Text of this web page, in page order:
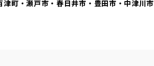
町・瀬戸市・春日井市・豊田市・中津川市